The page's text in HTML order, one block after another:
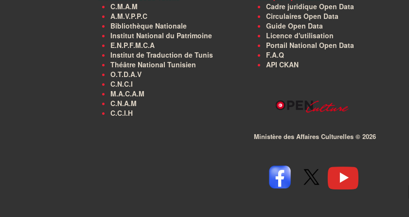
C.M.A.M
A.M.V.P.P.C
Bibliothèque Nationale
Institut National du Patrimoine
E.N.P.F.M.C.A
Institut de Traduction de Tunis
Théâtre National Tunisien
O.T.D.A.V
C.N.C.I
M.A.C.A.M
C.N.A.M
C.C.I.H
Cadre juridique Open Data
Circulaires Open Data
Guide Open Data
Licence d'utilisation
Portail National Open Data
F.A.Q
API CKAN
Ministère des Affaires Culturelles © 2026